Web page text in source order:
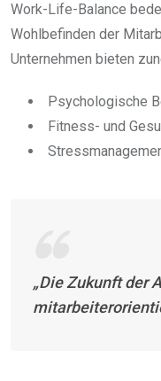
Work-Life-Balance
Wohlbefinden der
Unternehmen bieten
Psychologische
Fitness- und
„Die Zukunft der